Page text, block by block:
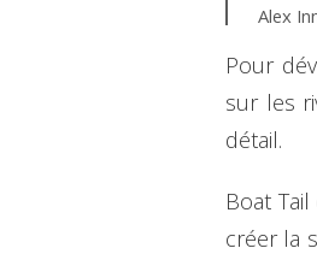
Alex
Pour
sur les
détail.
Boat
créer la